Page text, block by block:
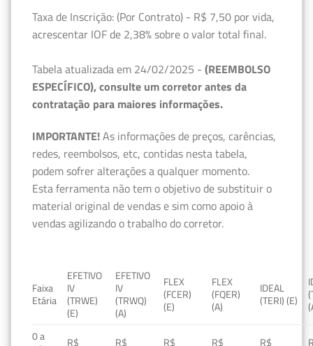
Taxa de Inscrição: (Por Contrato) - R$ 7,50 por vida,
acrescentar IOF de 2,38% sobre o valor total final.
Tabela atualizada em 24/02/2025 - (REEMBOLSO
ESPECÍFICO), consulte um corretor antes da
contratação para maiores informações.
IMPORTANTE!As informações de preços, carências,
redes, reembolsos, etc, contidas nesta tabela,
podem sofrer alterações a qualquer momento.
Esta ferramenta não tem o objetivo de substituir o
material original de vendas e sim como apoio à
vendas agilizando o trabalho do corretor.
Faixa
Etária
EFETIVO
IV
(TRWE)
(E)
EFETIVO
IV
(TRWQ)
(A)
FLEX
(FCER)
(E)
FLEX
(FQER)
(A)
IDEAL
(TERI) (E)
0 a
R$
R$
R$
R$
R$